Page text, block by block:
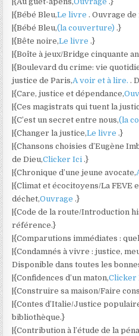
|{Bébé Bleu,Le livre. Ouvrage
|{Bébé Bleu,(la couverture).}
|{Bête noire,Le livre.}
|{Boîte à jeux/Bridge cinquante
|{Boulevard du crime: vie
justice de Paris,A voir et à lire..
|{Care, justice et dépendance,
|{Ces magistrats qui tuent la
|{C’est un secret entre nous,(la
|{Changer la justice,Le livre.}
|{Chansons choisies d’Eugène
de Dieu,Clicker Ici.}
|{Chronique d’une jeune avocate,
|{Climat et écocitoyens/La FEVE
déchet,Ouvrage.}
|{Code de la route/Introduction
référence.}
|{Comparutions immédiates :
|{Condamnés à vivre : justice,
Disponible dans toutes les
|{Confidences d’un maton,
|{Construire sa maison/Faire
|{Contes d’Italie/Justice
bibliothèque.}
|{Contribution à l’étude de la